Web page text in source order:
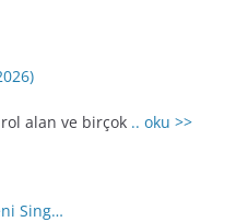
alan ve birçok .. oku >>
Sing…